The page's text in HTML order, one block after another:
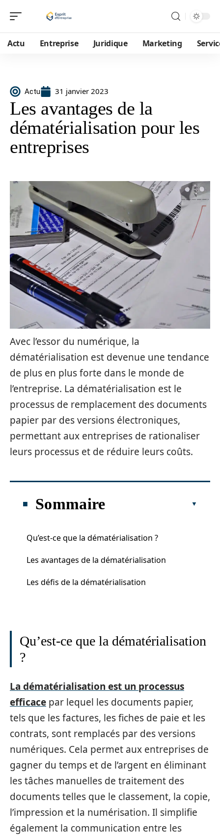
Actu Entreprise Juridique Marketing
Actu 31 janvier 2023
Les avantages de la
dématérialisation pour les
entreprises
Avec l’essor du numérique, la
dématérialisation est devenue une tendance
de plus en plus forte dans le monde de
l’entreprise. La dématérialisation est le
processus de remplacement des documents
papier par des versions électroniques,
permettant aux entreprises de rationaliser
leurs processus et de réduire leurs coûts.
Sommaire
Qu’est-ce que la dématérialisation ?
Les avantages de la dématérialisation
Les défis de la dématérialisation
Qu’est-ce que la dématérialisation
?
La dématérialisation est un processus
efficace par lequel les documents papier,
tels que les factures, les fiches de paie et les
contrats, sont remplacés par des versions
numériques. Cela permet aux entreprises de
gagner du temps et de l’argent en éliminant
les tâches manuelles de traitement des
documents telles que le classement, la copie,
l’impression et la numérisation. Il simplifie
également la communication entre les